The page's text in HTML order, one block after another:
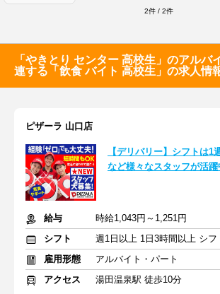
2件 / 2件
「やきとり センター 高校生」のアルバ
連する「飲食 バイト 高校生」の求人情
ピザーラ 山口店
【デリバリー】シフトは1
など様々なスタッフが活
給与
時給1,043円～1,251円
シフト
雇用形態
アルバイト・パート
アクセス
湯田温泉駅 徒歩10分